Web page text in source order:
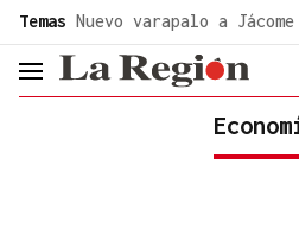
Temas Nuevo varapalo a Jácome
header.menu.open